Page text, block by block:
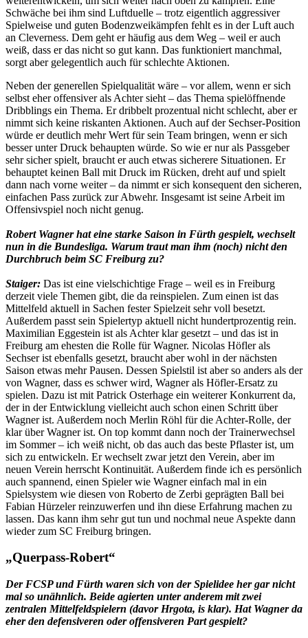
Schwäche bei ihm sind Luftduelle – trotz eigentlich aggressiver
Spielweise und guten Bodenzweikämpfen fehlt es in der Luft auch
an Cleverness. Dem geht er häufig aus dem Weg – weil er auch
weiß, dass er das nicht so gut kann. Das funktioniert manchmal,
sorgt aber gelegentlich auch für schlechte Aktionen.
Neben der generellen Spielqualität wäre – vor allem, wenn er sich
selbst eher offensiver als Achter sieht – das Thema spielöffnende
Dribblings ein Thema. Er dribbelt prozentual nicht schlecht, aber er
nimmt sich keine riskanten Aktionen. Auch auf der Sechser-Position
würde er deutlich mehr Wert für sein Team bringen, wenn er sich
besser unter Druck behaupten würde. So wie er nur als Passgeber
sehr sicher spielt, braucht er auch etwas sicherere Situationen. Er
behauptet keinen Ball mit Druck im Rücken, dreht auf und spielt
dann nach vorne weiter – da nimmt er sich konsequent den sicheren,
einfachen Pass zurück zur Abwehr. Insgesamt ist seine Arbeit im
Offensivspiel noch nicht genug.
Robert Wagner hat eine starke Saison in Fürth gespielt, wechselt
nun in die Bundesliga. Warum traut man ihm (noch) nicht den
Durchbruch beim SC Freiburg zu?
Staiger: Das ist eine vielschichtige Frage – weil es in Freiburg
derzeit viele Themen gibt, die da reinspielen. Zum einen ist das
Mittelfeld aktuell in Sachen fester Spielzeit sehr voll besetzt.
Außerdem passt sein Spielertyp aktuell nicht hundertprozentig rein.
Maximilian Eggestein ist als Achter klar gesetzt – und das ist in
Freiburg am ehesten die Rolle für Wagner. Nicolas Höfler als
Sechser ist ebenfalls gesetzt, braucht aber wohl in der nächsten
Saison etwas mehr Pausen. Dessen Spielstil ist aber so anders als der
von Wagner, dass es schwer wird, Wagner als Höfler-Ersatz zu
spielen. Dazu ist mit Patrick Osterhage ein weiterer Konkurrent da,
der in der Entwicklung vielleicht auch schon einen Schritt über
Wagner ist. Außerdem noch Merlin Röhl für die Achter-Rolle, der
klar über Wagner ist. On top kommt dann noch der Trainerwechsel
im Sommer – ich weiß nicht, ob das auch das beste Pflaster ist, um
sich zu entwickeln. Er wechselt zwar jetzt den Verein, aber im
neuen Verein herrscht Kontinuität. Außerdem finde ich es persönlich
auch spannend, einen Spieler wie Wagner einfach mal in ein
Spielsystem wie diesen von Roberto de Zerbi geprägten Ball bei
Fabian Hürzeler reinzuwerfen und ihn diese Erfahrung machen zu
lassen. Das kann ihm sehr gut tun und nochmal neue Aspekte dann
wieder zum SC Freiburg bringen.
„Querpass-Robert“
Der FCSP und Fürth waren sich von der Spielidee her gar nicht
mal so unähnlich. Beide agierten unter anderem mit zwei
zentralen Mittelfeldspielern (davor Hrgota, is klar). Hat Wagner da
eher den defensiveren oder offensiveren Part gespielt?